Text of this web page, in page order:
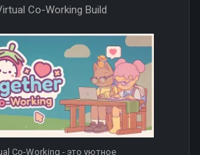
Co-Working Build
Co-Working - это уютное